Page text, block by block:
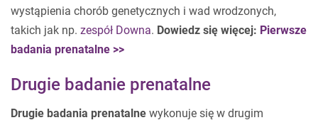
wystąpienia chorób genetycznych i wad wrodzonych,
takich jak np. zespół Downa. Dowiedz się więcej: Pierwsze
badania prenatalne >>
Drugie badanie prenatalne
Drugie badania prenatalne wykonuje się w drugim